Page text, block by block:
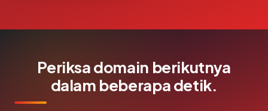
Periksa domain berikutnya
dalam beberapa detik.